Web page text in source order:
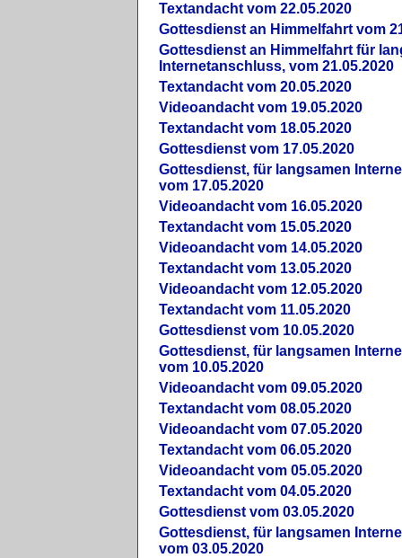
Textandacht vom 22.05.2020
Gottesdienst an Himmelfahrt vom
Gottesdienst an Himmelfahrt für
Internetanschluss, vom 21.05.2020
Textandacht vom 20.05.2020
Videoandacht vom 19.05.2020
Textandacht vom 18.05.2020
Gottesdienst vom 17.05.2020
Gottesdienst, für langsamen
vom 17.05.2020
Videoandacht vom 16.05.2020
Textandacht vom 15.05.2020
Videoandacht vom 14.05.2020
Textandacht vom 13.05.2020
Videoandacht vom 12.05.2020
Textandacht vom 11.05.2020
Gottesdienst vom 10.05.2020
Gottesdienst, für langsamen
vom 10.05.2020
Videoandacht vom 09.05.2020
Textandacht vom 08.05.2020
Videoandacht vom 07.05.2020
Textandacht vom 06.05.2020
Videoandacht vom 05.05.2020
Textandacht vom 04.05.2020
Gottesdienst vom 03.05.2020
Gottesdienst, für langsamen
vom 03.05.2020